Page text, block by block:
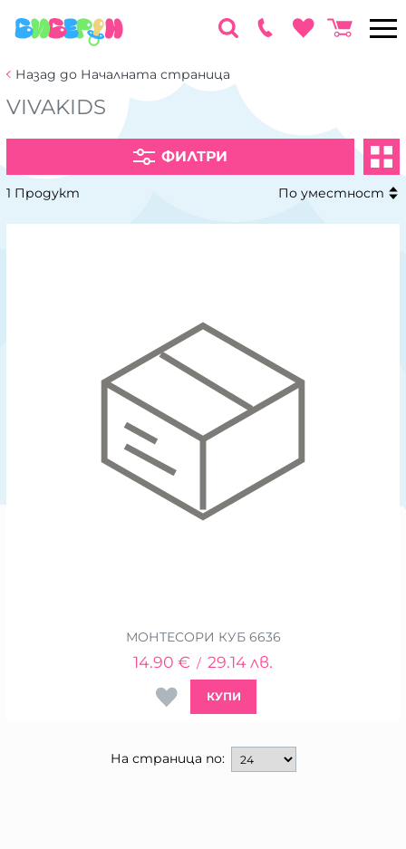
Назад до Началната страница
VIVAKIDS
ФИЛТРИ
1 Продукт По уместност
МОНТЕСОРИ КУБ 6636
14.90 € / 29.14лв.
КУПИ
На страница по: